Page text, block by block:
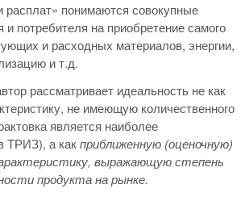
расплат» понимаются совокупные
и потребителя на приобретение самого
и расходных материалов, энергии,
и т.д.
рассматривает идеальность не как
не имеющую количественного
является наиболее
ТРИЗ), а какприближенную (оценочную)
выражающую степень
продукта на рынке.